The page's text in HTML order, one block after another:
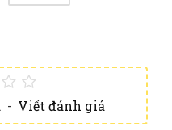
- Viết đánh giá